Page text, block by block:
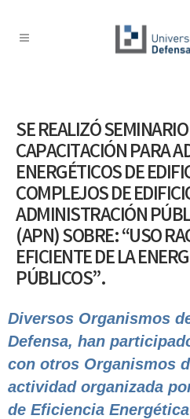
SE REALIZÓ
CAPACITACIÓN PARA
ENERGÉTICOS DE
COMPLEJOS DE
ADMINISTRACIÓN
(APN) SOBRE: “USO
EFICIENTE DE LA
PÚBLICOS”.
Diversos Organismos
Defensa, han
con otros Organismos
actividad organizada
de Eficiencia